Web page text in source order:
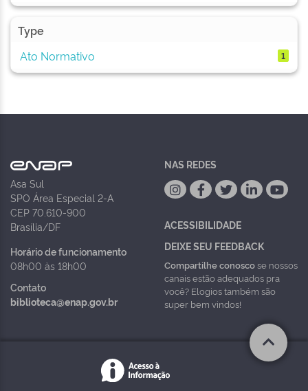
Type
Ato Normativo
1
Asa Sul
SPO Área Especial 2-A
CEP 70.610-900
Brasília/DF
Horário de funcionamento
08h00 às 18h00
Contato
biblioteca@enap.gov.br
NAS REDES
ACESSIBILIDADE
DEIXE SEU FEEDBACK
Compartilhe conoscose nossos
canais estão adequados pra
você? Elogios também são
super bem vindos!